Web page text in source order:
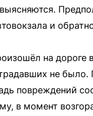
и
на
не
повреждений
в момент